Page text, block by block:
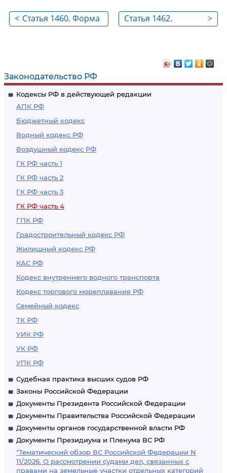
Законодательство РФ
Кодексы РФ в действующей редакции
АПК РФ
Бюджетный кодекс
Водный кодекс РФ
Воздушный кодекс РФ
ГК РФ часть 1
ГК РФ часть 2
ГК РФ часть 3
ГК РФ часть 4
ГПК РФ
Градостроительный кодекс РФ
Жилищный кодекс РФ
КАС РФ
Кодекс внутреннего водного транспорта
Кодекс торгового мореплавания РФ
Семейный кодекс
ТК РФ
УИК РФ
УК РФ
УПК РФ
Судебная практика высших судов РФ
Законы Российской Федерации
Документы Президента Российской Федерации
Документы Правительства Российской Федерации
Документы органов государственной власти РФ
Документы Президиума и Пленума ВС РФ
"Тематический обзор ВС Российской Федерации N
11/2026. О рассмотрении судами дел, связанных с
правами на земельные участки отдельных категорий
< Статья 1460. Форма
топологию и
государственная
регистрация
перехода
исключительного
права на топологию,
его залога и
предоставления
права
использования
топологии
>
Статья 1462.
выполнении работ
по договору